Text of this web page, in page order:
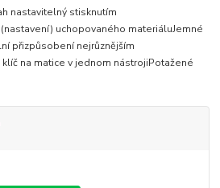
nastavitelný stisknutím
uchopovaného materiáluJemné
přizpůsobení nejrůznějším
na matice v jednom nástrojiPotažené